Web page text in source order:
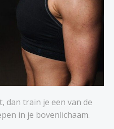
dan train je een van de
in je bovenlichaam.